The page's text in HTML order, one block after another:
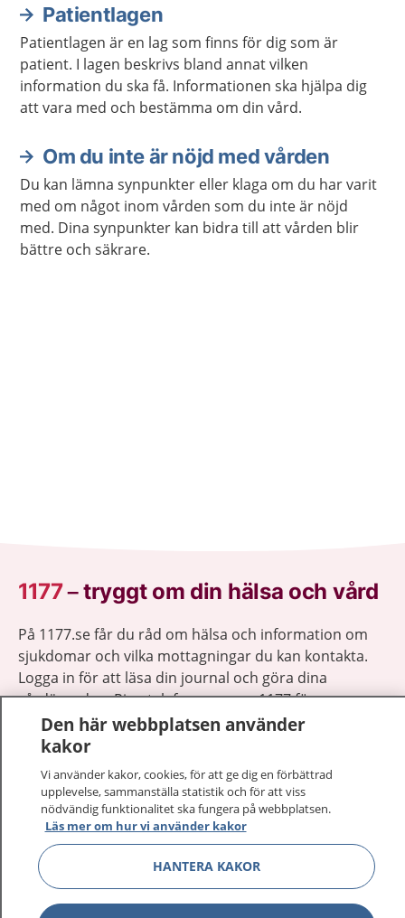
Patientlagen
Patientlagen är en lag som finns för dig som är
patient. I lagen beskrivs bland annat vilken
information du ska få. Informationen ska hjälpa dig
att vara med och bestämma om din vård.
Om du inte är nöjd med vården
Du kan lämna synpunkter eller klaga om du har varit
med om något inom vården som du inte är nöjd
med. Dina synpunkter kan bidra till att vården blir
bättre och säkrare.
1177–tryggt om din hälsa och vård
På 1177.se får du råd om hälsa och information om
sjukdomar och vilka mottagningar du kan kontakta.
Logga in för att läsa din journal och göra dina
vårdärenden. Ring telefonnummer 1177 för
sjukvårdsrådgivning dygnet runt.
1177 ger dig råd när du vill må bättre.
1177 på flera språk Visa
Om 1177 Visa
Den här webbplatsen använder
kakor
Vi använder kakor, cookies, för att ge dig en förbättrad
upplevelse, sammanställa statistik och för att viss
nödvändig funktionalitet ska fungera på webbplatsen.
Läs mer om hur vi använder kakor
HANTERA KAKOR